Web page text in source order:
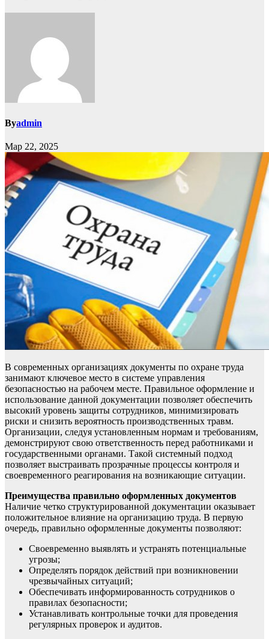
Byadmin
Мар 22, 2025
В современных организациях документы по охране труда
занимают ключевое место в системе управления
безопасностью на рабочем месте. Правильное оформление и
использование данной документации позволяет обеспечить
высокий уровень защиты сотрудников, минимизировать
риски и снизить вероятность производственных травм.
Организации, следуя установленным нормам и требованиям,
демонстрируют свою ответственность перед работниками и
государственными органами. Такой системный подход
позволяет выстраивать прозрачные процессы контроля и
своевременного реагирования на возникающие ситуации.
Преимущества правильно оформленных документов
Наличие четко структурированной документации оказывает
положительное влияние на организацию труда. В первую
очередь, правильно оформленные документы позволяют:
Своевременно выявлять и устранять потенциальные
угрозы;
Определять порядок действий при возникновении
чрезвычайных ситуаций;
Обеспечивать информированность сотрудников о
правилах безопасности;
Устанавливать контрольные точки для проведения
регулярных проверок и аудитов.